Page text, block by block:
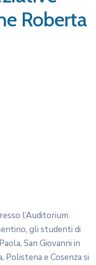
Roberta
l’Auditorium
gli studenti di
San Giovanni in
Polistena e Cosenza si